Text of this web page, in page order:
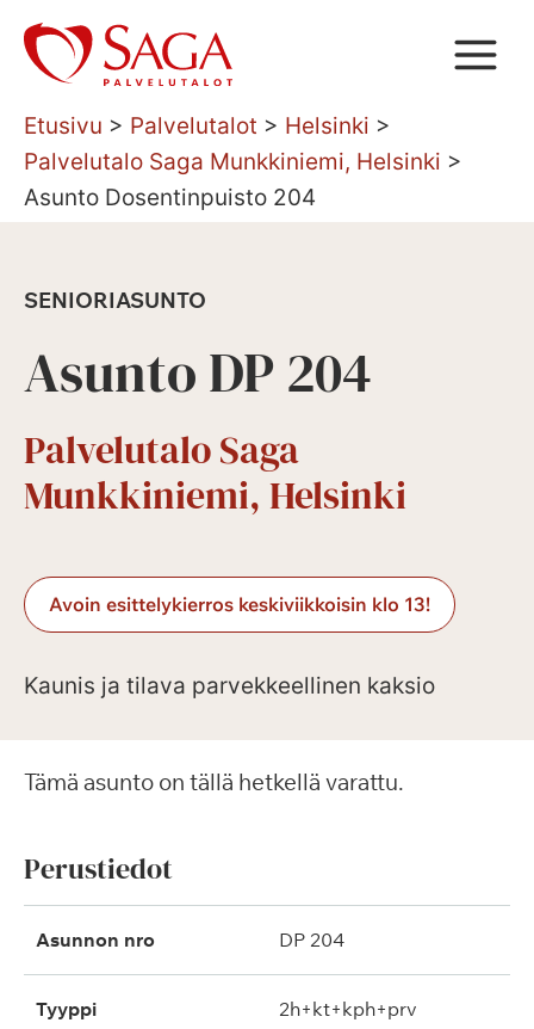
Siirry
sisältöön
Etusivu > Palvelutalot > Helsinki >
Palvelutalo Saga Munkkiniemi, Helsinki >
Asunto Dosentinpuisto 204
SENIORIASUNTO
Asunto DP 204
Palvelutalo Saga
Munkkiniemi, Helsinki
Avoin esittelykierros keskiviikkoisin klo 13!
Kaunis ja tilava parvekkeellinen kaksio
Tämä asunto on tällä hetkellä varattu.
Perustiedot
Asunnon nro DP 204
Tyyppi 2h+kt+kph+prv